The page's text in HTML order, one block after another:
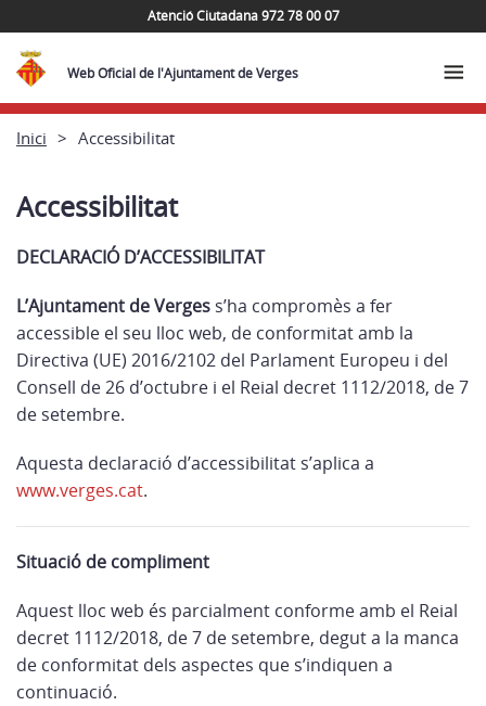
Atenció Ciutadana 972 78 00 07
Web Oficial de l'Ajuntament de Verges
Inici Accessibilitat
Accessibilitat
DECLARACIÓ D’ACCESSIBILITAT
L’Ajuntament de Verges s’ha compromès a fer
accessible el seu lloc web, de conformitat amb la
Directiva (UE) 2016/2102 del Parlament Europeu i del
Consell de 26 d’octubre i el Reial decret 1112/2018, de 7
de setembre.
Aquesta declaració d’accessibilitat s’aplica a
www.verges.cat.
Situació de compliment
Aquest lloc web és parcialment conforme amb el Reial
decret 1112/2018, de 7 de setembre, degut a la manca
de conformitat dels aspectes que s’indiquen a
continuació.